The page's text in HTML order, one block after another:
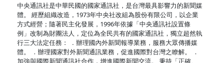
中央通訊社是中華民國的國家通訊社，是台灣最具影響力的新聞媒
體。 經歷組織改造，1973年中央社改組為股份有限公司，以企業
方式經營；隨著民主化發展，1996年依據「中央通訊社設置條
例」改制為財團法人，定位為全民共有的國家通訊社，獨立超然執
行三大法定任務： ．辦理國內外新聞報導業務，服務大眾傳播媒
體。 ．辦理國家對外新聞通訊業務，促進國際對台灣之瞭解。 ．
加強與國際新聞通訊社合作，增進國際新聞交流。 秉持「正確、